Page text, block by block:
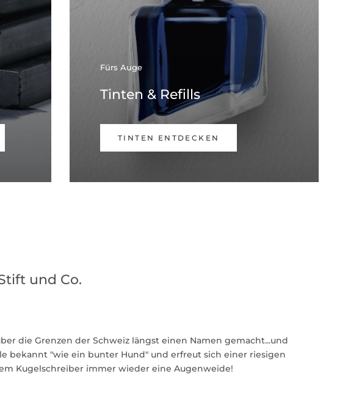
Fürs Auge
Tinten & Refills
TINTEN ENTDECKEN
und Co.
die Grenzen der Schweiz längst einen Namen gemacht...und
bekannt "wie ein bunter Hund" und erfreut sich einer riesigen
Kugelschreiber immer wieder eine Augenweide!